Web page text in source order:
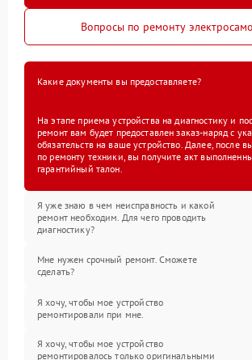
Вопросы по ремонту
Какие документы вы предоставляете?
На этапе приема устройства на диагностику и
ремонт вам будет предоставлен заказ-наряд с
обязательств на ваше устройство. Далее, после
по ремонту техники, вы получите акт
гарантийный талон.
Я уже знаю в чем неисправность и какой
ремонт необходим. Для чего проводить
диагностику?
Мне нужен срочный ремонт. Сможете
сделать?
Я хочу, чтобы мое устройство
ремонтировали при мне.
Я хочу, чтобы мое устройство
ремонтировалось только оригинальными